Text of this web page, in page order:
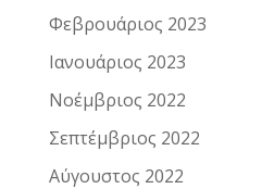
Φεβρουάριος 2023
Ιανουάριος 2023
Νοέμβριος 2022
Σεπτέμβριος 2022
Αύγουστος 2022